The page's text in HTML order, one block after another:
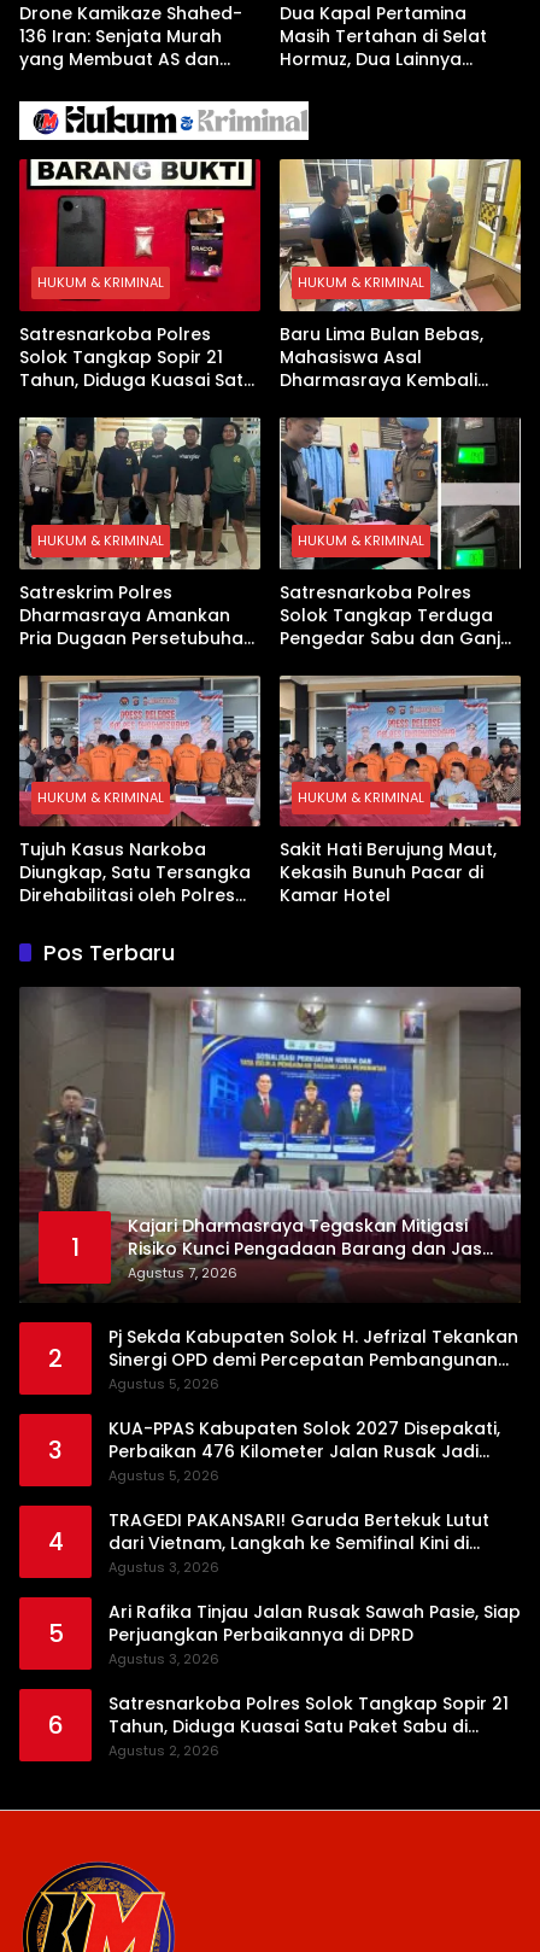
Drone Kamikaze Shahed-
136 Iran: Senjata Murah
yang Membuat AS dan
Arab
Dua Kapal Pertamina
Masih Tertahan di Selat
Hormuz, Dua Lainnya
HUKUM & KRIMINAL
Satresnarkoba Polres
Solok Tangkap Sopir 21
Tahun, Diduga Kuasai Satu
HUKUM & KRIMINAL
Baru Lima Bulan Bebas,
Mahasiswa Asal
Dharmasraya Kembali
HUKUM & KRIMINAL
Satreskrim Polres
Dharmasraya Amankan
Pria Dugaan Persetubuhan
HUKUM & KRIMINAL
Satresnarkoba Polres
Solok Tangkap Terduga
Pengedar Sabu dan Ganja
HUKUM & KRIMINAL
Tujuh Kasus Narkoba
Diungkap, Satu Tersangka
Direhabilitasi oleh Polres
HUKUM & KRIMINAL
Sakit Hati Berujung Maut,
Kekasih Bunuh Pacar di
Kamar Hotel
Pos Terbaru
1
Kajari Dharmasraya Tegaskan Mitigasi
Risiko Kunci Pengadaan Barang dan Jasa
yang Bersih
Agustus 7, 2026
2
Pj Sekda Kabupaten Solok H. Jefrizal Tekankan
Sinergi OPD demi Percepatan Pembangunan
Daerah
Agustus 5, 2026
3
KUA-PPAS Kabupaten Solok 2027 Disepakati,
Perbaikan 476 Kilometer Jalan Rusak Jadi
Prioritas
Agustus 5, 2026
4
TRAGEDI PAKANSARI! Garuda Bertekuk Lutut
dari Vietnam, Langkah ke Semifinal Kini di
Ujung Tanduk
Agustus 3, 2026
5
Ari Rafika Tinjau Jalan Rusak Sawah Pasie, Siap
Perjuangkan Perbaikannya di DPRD
Agustus 3, 2026
6
Satresnarkoba Polres Solok Tangkap Sopir 21
Tahun, Diduga Kuasai Satu Paket Sabu di
Kubung
Agustus 2, 2026